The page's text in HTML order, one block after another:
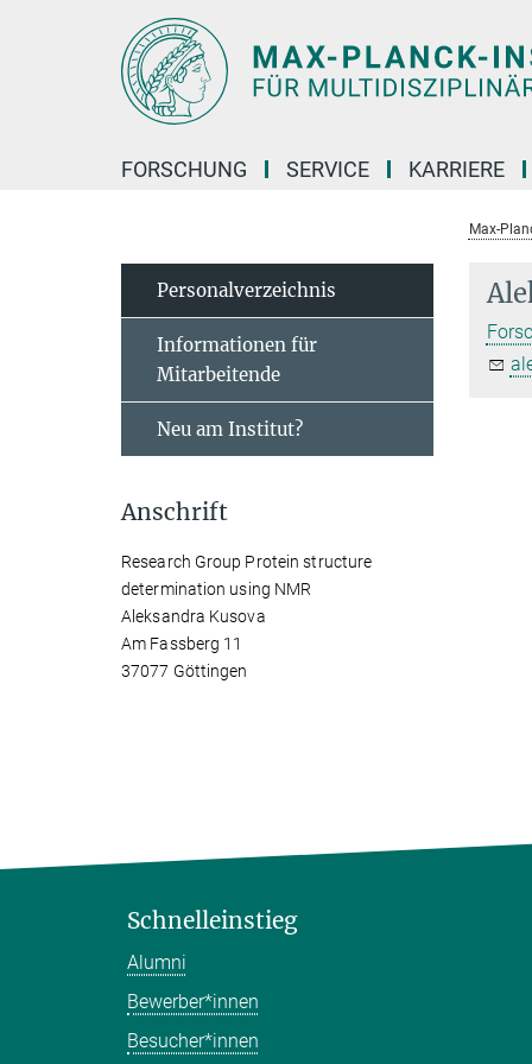
FORSCHUNG SERVICE KARRIERE
Max-
Personal­verzeichnis
Informationen für
Mitarbeitende
Neu am Institut?
Anschrift
Research Group Protein structure
determination using NMR
Aleksandra Kusova
Am Fassberg 11
37077 Göttingen
Schnelleinstieg
Alumni
Bewerber*innen
Besucher*innen